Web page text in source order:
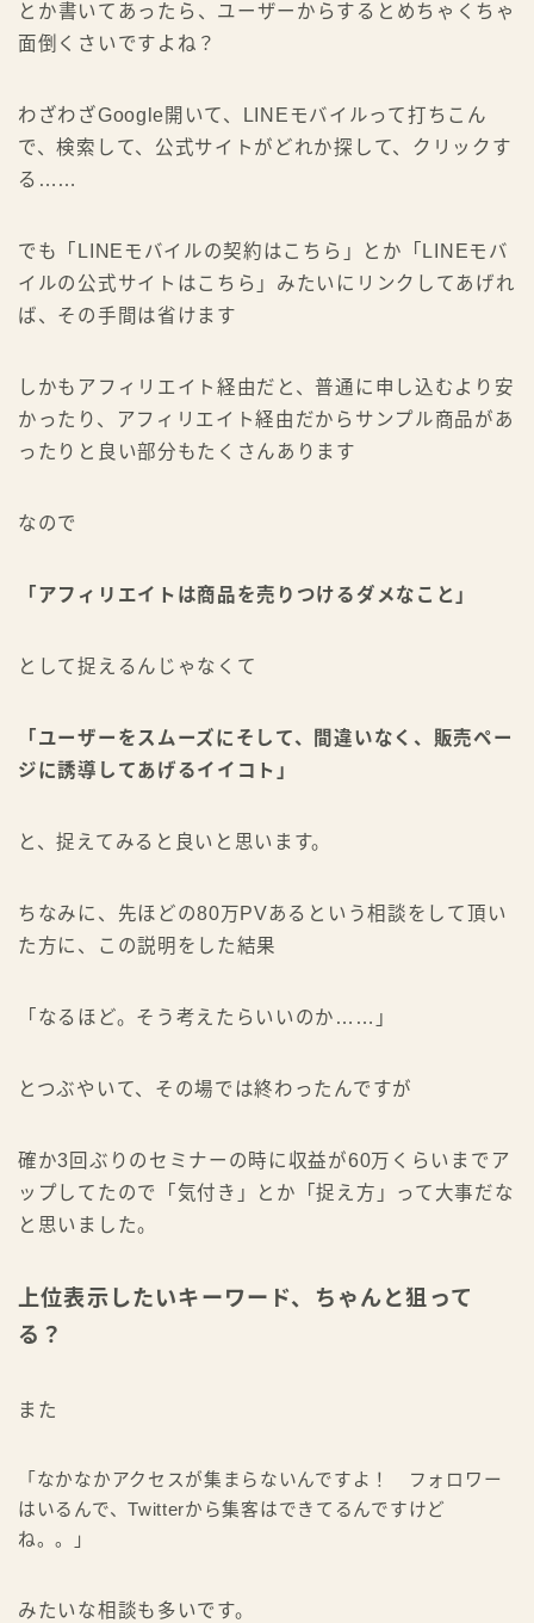
とか書いてあったら、ユーザーからするとめちゃくちゃ
面倒くさいですよね？
わざわざGoogle開いて、LINEモバイルって打ちこん
で、検索して、公式サイトがどれか探して、クリックす
る……
でも「LINEモバイルの契約はこちら」とか「LINEモバ
イルの公式サイトはこちら」みたいにリンクしてあげれ
ば、その手間は省けます
しかもアフィリエイト経由だと、普通に申し込むより安
かったり、アフィリエイト経由だからサンプル商品があ
ったりと良い部分もたくさんあります
なので
「アフィリエイトは商品を売りつけるダメなこと」
として捉えるんじゃなくて
「ユーザーをスムーズにそして、間違いなく、販売ペー
ジに誘導してあげるイイコト」
と、捉えてみると良いと思います。
ちなみに、先ほどの80万PVあるという相談をして頂い
た方に、この説明をした結果
「なるほど。そう考えたらいいのか……」
とつぶやいて、その場では終わったんですが
確か3回ぶりのセミナーの時に収益が60万くらいまでア
ップしてたので「気付き」とか「捉え方」って大事だな
と思いました。
上位表示したいキーワード、ちゃんと狙って
る？
また
「なかなかアクセスが集まらないんですよ！ フォロワー
はいるんで、Twitterから集客はできてるんですけど
ね。。」
みたいな相談も多いです。